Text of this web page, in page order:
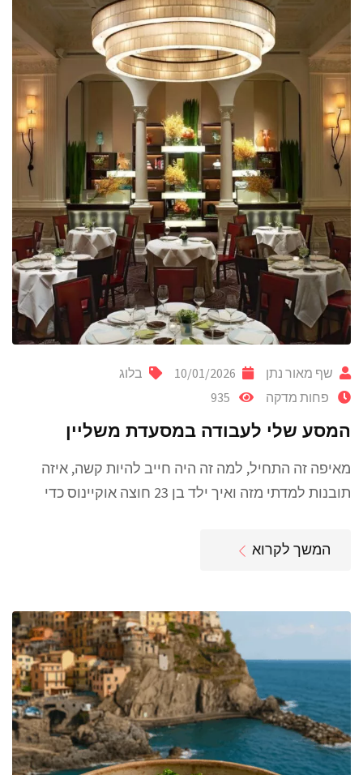
שף מאור נתן 10/01/2026
בלוג
פחות מדקה
המסע שלי לעבודה במסעדת משליין
מאיפה זה התחיל, למה זה היה חייב להיות קשה, איזה
תובנות למדתי מזה ואיך ילד בן 23 חוצה אוקיינוס כדי
המשך לקרוא